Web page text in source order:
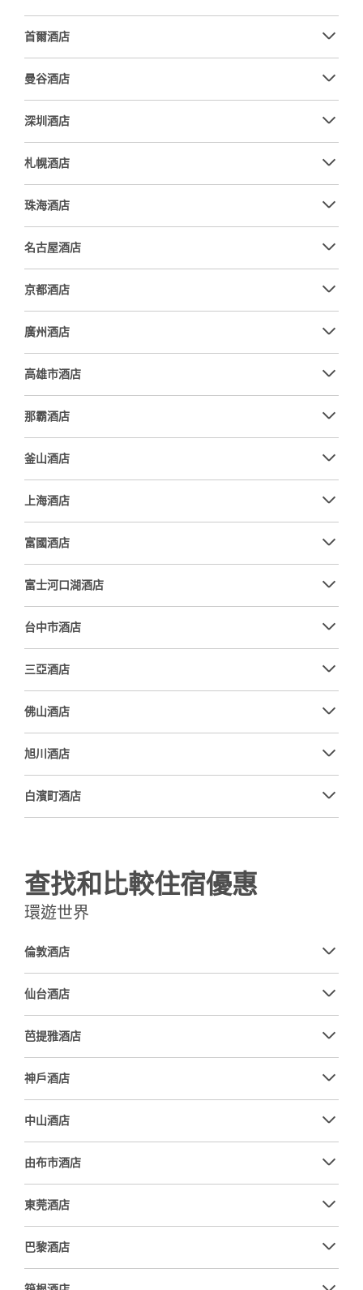
首爾酒店
曼谷酒店
深圳酒店
札幌酒店
珠海酒店
名古屋酒店
京都酒店
廣州酒店
高雄市酒店
那霸酒店
釜山酒店
上海酒店
富國酒店
富士河口湖酒店
台中市酒店
三亞酒店
佛山酒店
旭川酒店
白濱町酒店
查找和比較住宿優惠
環遊世界
倫敦酒店
仙台酒店
芭提雅酒店
神戶酒店
中山酒店
由布市酒店
東莞酒店
巴黎酒店